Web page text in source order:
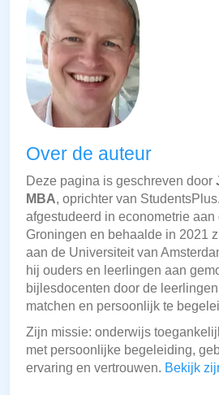
Over de auteur
Deze pagina is geschreven door
MBA, oprichter van StudentsPlus.
afgestudeerd in econometrie
Groningen en behaalde in 2021
aan de Universiteit van
hij ouders en leerlingen aan
bijlesdocenten door de
matchen en persoonlijk te
Zijn missie: onderwijs
met persoonlijke begeleiding,
ervaring en vertrouwen. Bekijk